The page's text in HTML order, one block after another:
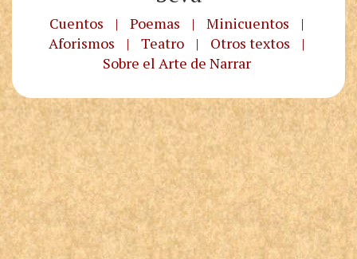
Cuentos | Poemas | Minicuentos
|
Aforismos
| Teatro | Otros textos
|
Sobre el Arte de Narrar